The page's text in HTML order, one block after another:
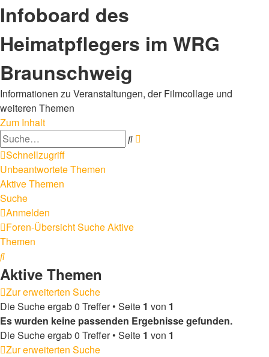
Infoboard des
Heimatpflegers im WRG
Braunschweig
Informationen zu Veranstaltungen, der Filmcollage und
weiteren Themen
Zum Inhalt
Suche
Schnellzugriff
Unbeantwortete Themen
Aktive Themen
Suche
Anmelden
Foren-ÜbersichtSucheAktive
Themen
Suche
Aktive Themen
Zur erweiterten Suche
Die Suche ergab 0 Treffer • Seite 1 von 1
Es wurden keine passenden Ergebnisse gefunden.
Die Suche ergab 0 Treffer • Seite 1 von 1
Zur erweiterten Suche